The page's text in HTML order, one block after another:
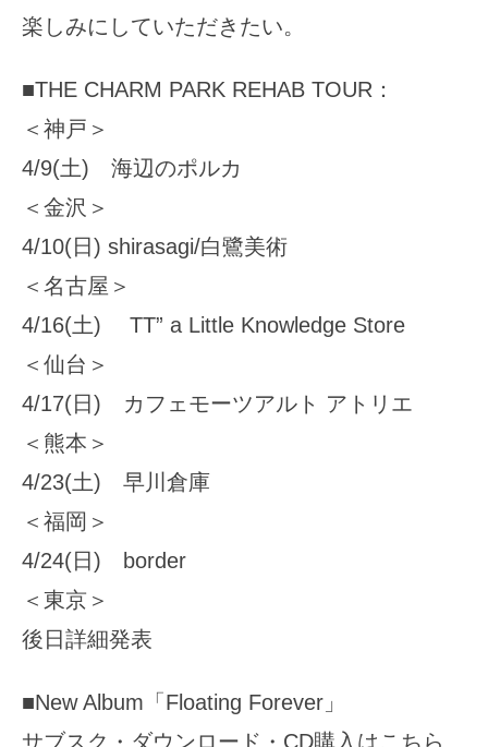
楽しみにしていただきたい。
■THE CHARM PARK REHAB TOUR：
＜神戸＞
4/9(土) 海辺のポルカ
＜金沢＞
4/10(日) shirasagi/白鷺美術
＜名古屋＞
4/16(土) TT” a Little Knowledge Store
＜仙台＞
4/17(日) カフェモーツアルト アトリエ
＜熊本＞
4/23(土) 早川倉庫
＜福岡＞
4/24(日) border
＜東京＞
後日詳細発表
■New Album「Floating Forever」
サブスク・ダウンロード・CD購入はこちら